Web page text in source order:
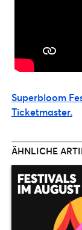
Superbloom
Ticketmaster.
ÄHNLICHE